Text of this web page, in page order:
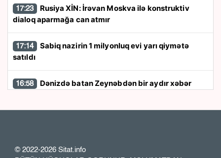
17:23
dialoq aparmağa can atmır
17:14
satıldı
16:58
© 2022-2026 Sitat.info